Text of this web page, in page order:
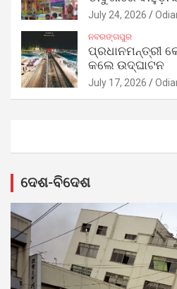
July 24, 2026
ନବରଙ୍ଗପୁର
ପ୍ରଧାନମନ୍ତ୍ରୀ
କଲେ ଉଦ୍‌ଘାଟନ
July 17, 2026
ଦେଶ-ବିଦେଶ